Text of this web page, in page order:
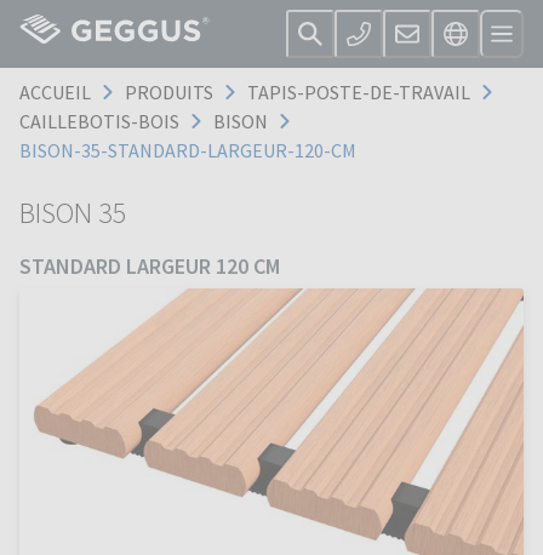
ACCUEIL PRODUITS
TAPIS-POSTE-DE-TRAVAIL
CAILLEBOTIS-BOIS
BISON
BISON-35-STANDARD-LARGEUR-120-CM
BISON 35
STANDARD LARGEUR 120 CM